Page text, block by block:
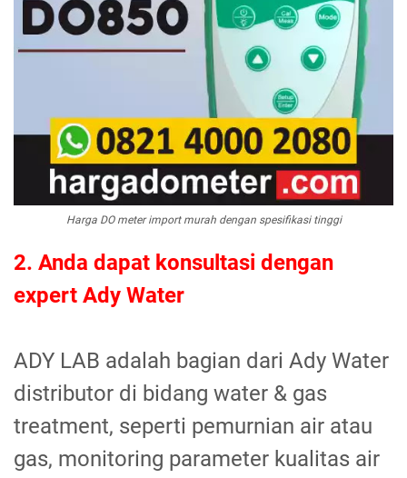
Harga DO meter import murah dengan spesifikasi tinggi
2. Anda dapat konsultasi dengan
expert Ady Water
ADY LAB adalah bagian dari Ady Water
distributor di bidang water & gas
treatment, seperti pemurnian air atau
gas, monitoring parameter kualitas air